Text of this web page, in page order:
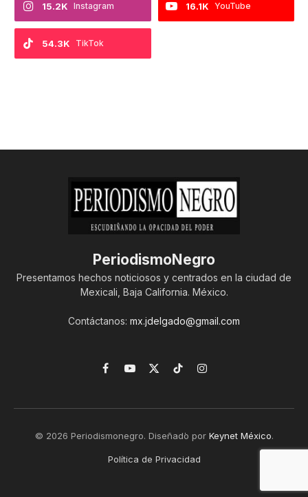
Instagram
15.2K YouTube
16.1K
TikTok
54.3K
PeriodismoNegro
Presentamos hechos noticiosos y centrados en la ciudad de
Mexicali, Baja California. México.
Contáctanos: mx.jdelgado@gmail.com
Facebook
YouTube
X
TikTokInstagram
© 2026 Periodismonegro. Diseñado por Keynet México.
Política de Privacidad